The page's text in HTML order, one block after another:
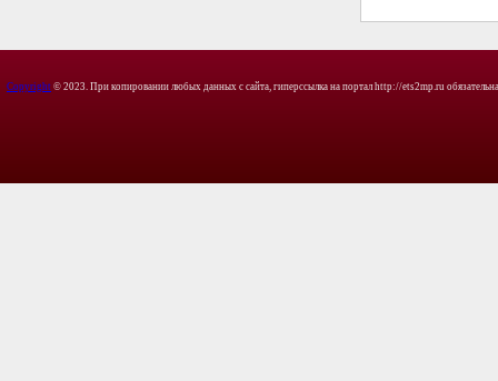
Copyright © 2023. При копировании любых данных с сайта, гиперссылка на портал http://ets2mp.ru